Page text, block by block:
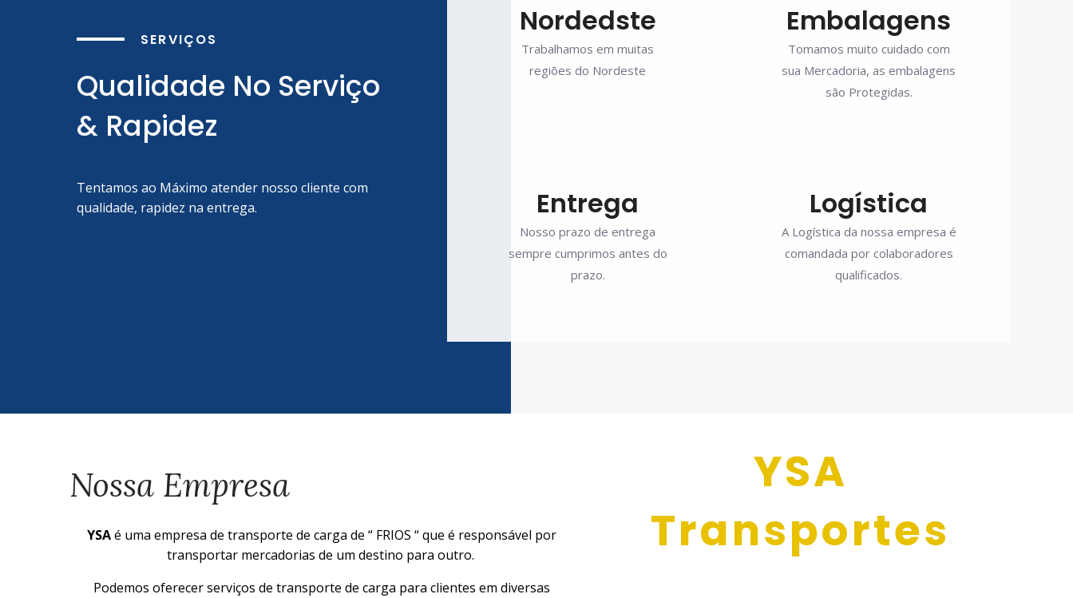
SERVIÇOS
Qualidade No Serviço
& Rapidez
Tentamos ao Máximo atender nosso cliente com
qualidade, rapidez na entrega.
Nordedste
Trabalhamos em muitas
regiões do Nordeste
Embalagens
Tomamos muito cuidado com
sua Mercadoria, as embalagens
são Protegidas.
Entrega
Nosso prazo de entrega
sempre cumprimos antes do
prazo.
Logística
A Logística da nossa empresa é
comandada por colaboradores
qualificados.
Nossa Empresa
YSAé uma empresa de transporte de carga de “ FRIOS “ que é responsável por
transportar mercadorias de um destino para outro.
Podemos oferecer serviços de transporte de carga para clientes em diversas
YSA
Transportes